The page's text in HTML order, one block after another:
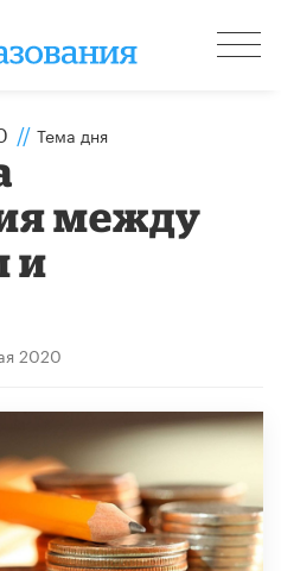
// Тема дня
между
и
2020